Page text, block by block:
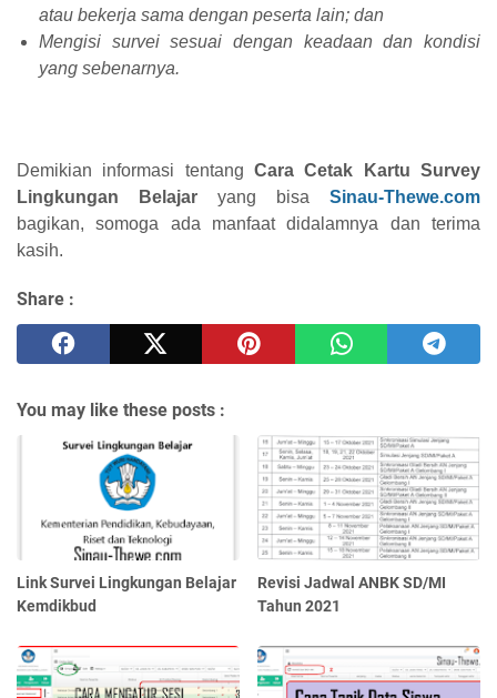
atau bekerja sama dengan peserta lain; dan
Mengisi survei sesuai dengan keadaan dan kondisi
yang sebenarnya.
Demikian informasi tentang Cara Cetak Kartu Survey
Lingkungan Belajar yang bisa Sinau-Thewe.com
bagikan, somoga ada manfaat didalamnya dan terima
kasih.
Share :
You may like these posts :
Link Survei Lingkungan Belajar
Kemdikbud
Revisi Jadwal ANBK SD/MI
Tahun 2021